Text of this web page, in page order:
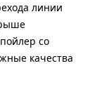
линии
со
качества